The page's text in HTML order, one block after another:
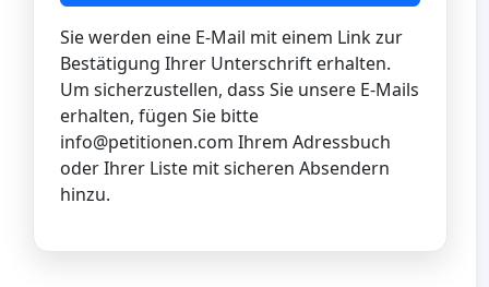
Sie werden eine E-Mail mit einem Link zur
Bestätigung Ihrer Unterschrift erhalten.
Um sicherzustellen, dass Sie unsere E-Mails
erhalten, fügen Sie bitte
info@petitionen.com Ihrem Adressbuch
oder Ihrer Liste mit sicheren Absendern
hinzu.